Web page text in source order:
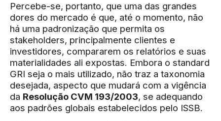
Percebe-se, portanto, que uma das grandes
dores do mercado é que, até o momento, não
há uma padronização que permita os
stakeholders, principalmente clientes e
investidores, compararem os relatórios e suas
materialidades ali expostas. Embora o standard
GRI seja o mais utilizado, não traz a taxonomia
desejada, aspecto que mudará com a vigência
da Resolução CVM 193/2003, se adequando
aos padrões globais estabelecidos pelo ISSB.